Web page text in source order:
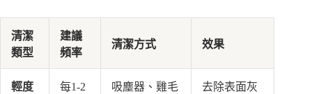
清潔
類型
建議
頻率
清潔方式 效果
輕度
每1-2
吸塵器、雞毛
去除表面灰